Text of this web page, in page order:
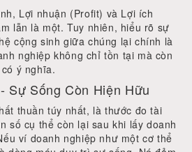
Lợi nhuận (Profit) và Lợi ích
lẫn là một. Tuy nhiên, hiểu rõ sự
cộng sinh giữa chúng lại chính là
nghiệp không chỉ tồn tại mà còn
ý nghĩa.
Sự Sống Còn Hiện Hữu
thuần túy nhất, là thước đo tài
số cụ thể còn lại sau khi lấy doanh
ví doanh nghiệp như một cơ thể